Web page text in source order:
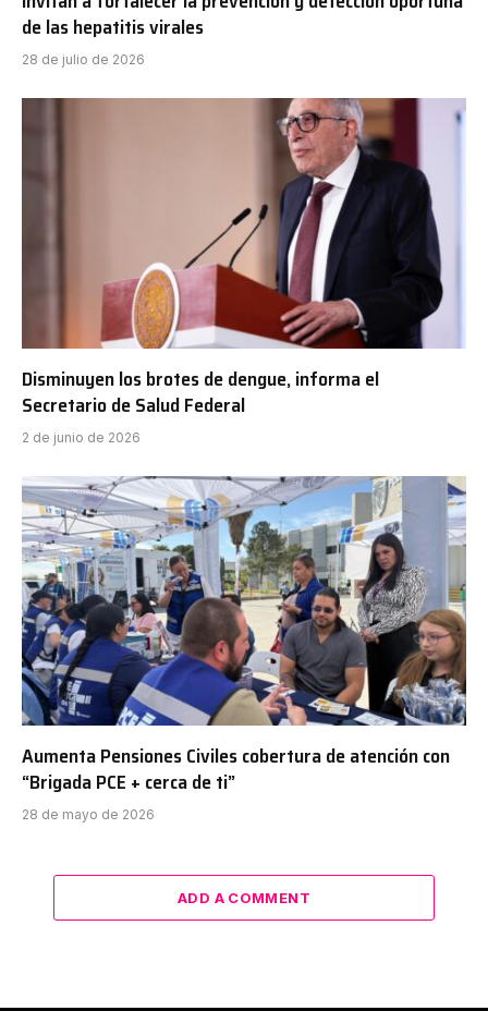
de las hepatitis virales
28 de julio de 2026
Disminuyen los brotes de dengue, informa el
Secretario de Salud Federal
2 de junio de 2026
Aumenta Pensiones Civiles cobertura de atención con
“Brigada PCE + cerca de ti”
28 de mayo de 2026
ADD A COMMENT